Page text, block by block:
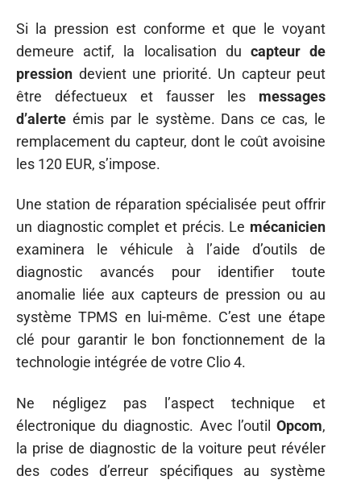
Si la pression est conforme et que le voyant
demeure actif, la localisation du capteur de
pression devient une priorité. Un capteur peut
être défectueux et fausser les messages
d’alerte émis par le système. Dans ce cas, le
remplacement du capteur, dont le coût avoisine
les 120 EUR, s’impose.
Une station de réparation spécialisée peut offrir
un diagnostic complet et précis. Le mécanicien
examinera le véhicule à l’aide d’outils de
diagnostic avancés pour identifier toute
anomalie liée aux capteurs de pression ou au
système TPMS en lui-même. C’est une étape
clé pour garantir le bon fonctionnement de la
technologie intégrée de votre Clio 4.
Ne négligez pas l’aspect technique et
électronique du diagnostic. Avec l’outil Opcom,
la prise de diagnostic de la voiture peut révéler
des codes d’erreur spécifiques au système